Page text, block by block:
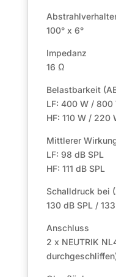
100° x 6°
Impedanz
16 Ω
Belastbarkeit
LF: 400 W / 800
HF: 110 W / 220
Mittlerer
LF: 98 dB SPL
HF: 111 dB SPL
Schalldruck bei
130 dB SPL /
Anschluss
2 x NEUTRIK